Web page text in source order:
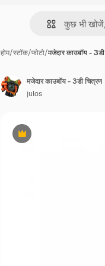
होम/स्टॉक/फोटो/मजेदार काउबॉय -
Premium
मजेदार काउबॉय - 3डी चित्रण
julos